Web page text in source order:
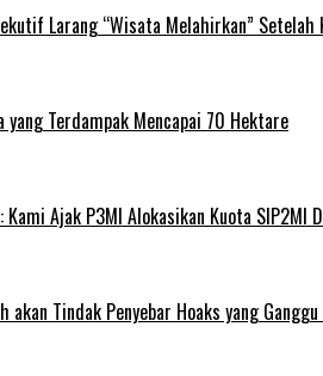
Larang “Wisata Melahirkan”
yang Terdampak Mencapai 70 Hektare
Ajak P3MI Alokasikan Kuota SIP2MI
akan Tindak Penyebar Hoaks yang